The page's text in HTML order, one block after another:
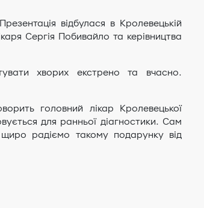
відбулася в Кролевецькій
Сергія Побивайло та керівництва
хворих екстрено та вчасно.
головний лікар Кролевецької
для ранньої діагностики. Сам
радіємо такому подарунку від